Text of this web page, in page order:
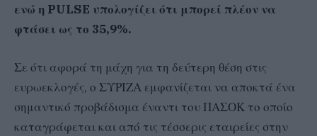
ενώ η PULSE υπολογίζει ότι μπορεί πλέον να
φτάσει ως το 35,9%.
Σε ότι αφορά τη μάχη για τη δεύτερη θέση στις
ευρωεκλογές, ο ΣΥΡΙΖΑ εμφανίζεται να αποκτά ένα
σημαντικό προβάδισμα έναντι του ΠΑΣΟΚ το οποίο
καταγράφεται και από τις τέσσερις εταιρείες στην